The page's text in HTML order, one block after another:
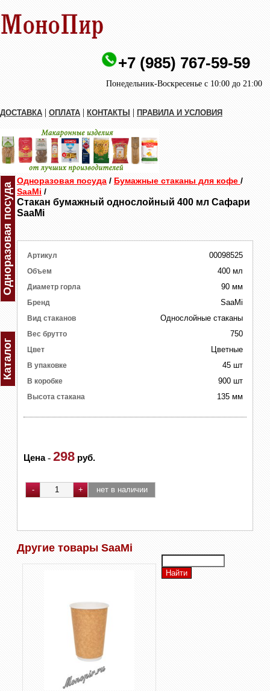
+7 (985) 767-59-59
Понедельник-Воскресенье с 10:00 до 21:00
ДОСТАВКА | ОПЛАТА | КОНТАКТЫ | ПРАВИЛА И УСЛОВИЯ
Одноразовая посуда
Каталог
Одноразовая посуда / Бумажные стаканы для кофе /
SaaMi /
Стакан бумажный однослойный 400 мл Сафари
SaaMi
Артикул 00098525
Объем 400 мл
Диаметр горла 90 мм
Бренд SaaMi
Вид стаканов Однослойные стаканы
Вес брутто 750
Цвет Цветные
В упаковке 45 шт
В коробке 900 шт
Высота стакана 135 мм
Цена- 298 руб.
Другие товары SaaMi